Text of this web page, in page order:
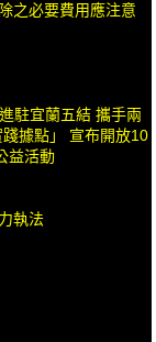
之必要費用應注意
駐宜蘭五結 攜手兩
據點」 宣布開放10
益活動
執法